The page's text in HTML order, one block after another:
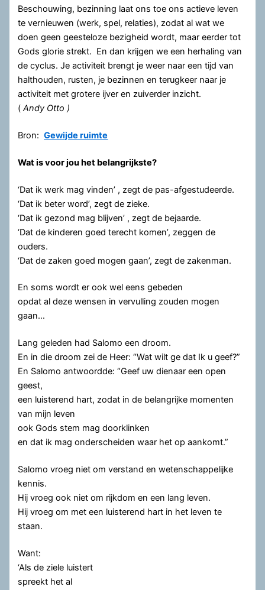
Beschouwing, bezinning laat ons toe ons actieve leven
te vernieuwen (werk, spel, relaties), zodat al wat we
doen geen geesteloze bezigheid wordt, maar eerder tot
Gods glorie strekt. En dan krijgen we een herhaling van
de cyclus. Je activiteit brengt je weer naar een tijd van
halthouden, rusten, je bezinnen en terugkeer naar je
activiteit met grotere ijver en zuiverder inzicht.
(Andy Otto )
Bron:Gewijde ruimte
Wat is voor jou het belangrijkste?
‘Dat ik werk mag vinden’ , zegt de pas-afgestudeerde.
‘Dat ik beter word’, zegt de zieke.
‘Dat ik gezond mag blijven’ , zegt de bejaarde.
‘Dat de kinderen goed terecht komen’, zeggen de
ouders.
‘Dat de zaken goed mogen gaan’, zegt de zakenman.
En soms wordt er ook wel eens gebeden
opdat al deze wensen in vervulling zouden mogen
gaan…
Lang geleden had Salomo een droom.
En in die droom zei de Heer: “Wat wilt ge dat Ik u geef?”
En Salomo antwoordde: “Geef uw dienaar een open
geest,
een luisterend hart, zodat in de belangrijke momenten
van mijn leven
ook Gods stem mag doorklinken
en dat ik mag onderscheiden waar het op aankomt.”
Salomo vroeg niet om verstand en wetenschappelijke
kennis.
Hij vroeg ook niet om rijkdom en een lang leven.
Hij vroeg om met een luisterend hart in het leven te
staan.
Want:
‘Als de ziele luistert
spreekt het al